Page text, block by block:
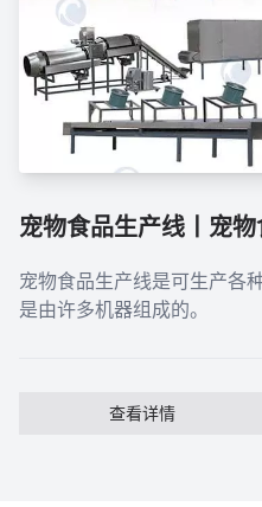
宠物食品生产线丨宠
宠物食品生产线是可生产各
是由许多机器组成的。
查看详情